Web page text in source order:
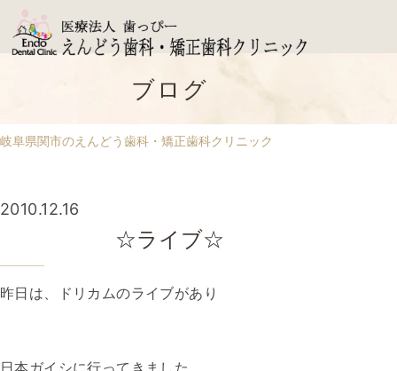
ブログ
岐阜県関市のえんどう歯科・矯正歯科クリニック
☆ライブ☆
2010.12.16
昨日は、ドリカムのライブがあり